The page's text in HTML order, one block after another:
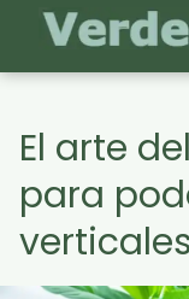
El arte
para